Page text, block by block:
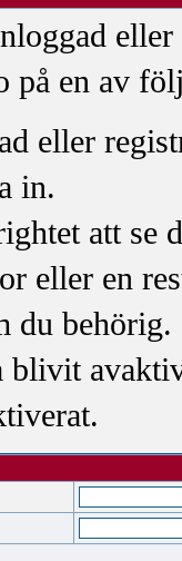
på en av
eller
in.
att se
eller en
du behörig.